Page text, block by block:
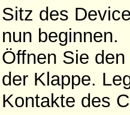
Sitz des
nun beginnen.
Öffnen Sie
der Klappe.
Kontakte des